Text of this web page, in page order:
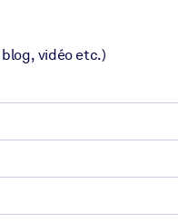
vidéo etc.)